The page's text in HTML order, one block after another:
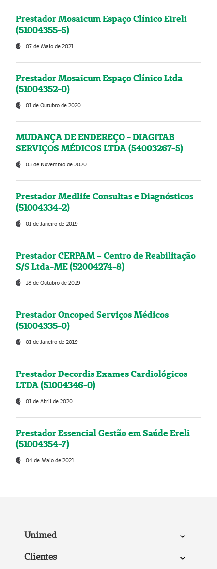
Prestador Mosaicum Espaço Clínico Eireli
(51004355-5)
07 de Maio de 2021
Prestador Mosaicum Espaço Clínico Ltda
(51004352-0)
01 de Outubro de 2020
MUDANÇA DE ENDEREÇO - DIAGITAB
SERVIÇOS MÉDICOS LTDA (54003267-5)
03 de Novembro de 2020
Prestador Medlife Consultas e Diagnósticos
(51004334-2)
01 de Janeiro de 2019
Prestador CERPAM – Centro de Reabilitação
S/S Ltda-ME (52004274-8)
18 de Outubro de 2019
Prestador Oncoped Serviços Médicos
(51004335-0)
01 de Janeiro de 2019
Prestador Decordis Exames Cardiológicos
LTDA (51004346-0)
01 de Abril de 2020
Prestador Essencial Gestão em Saúde Ereli
(51004354-7)
04 de Maio de 2021
Unimed
Clientes